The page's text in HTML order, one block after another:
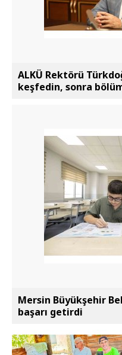
ALKÜ Rektörü
keşfedin, sonra
Mersin Büyükşehir
başarı getirdi